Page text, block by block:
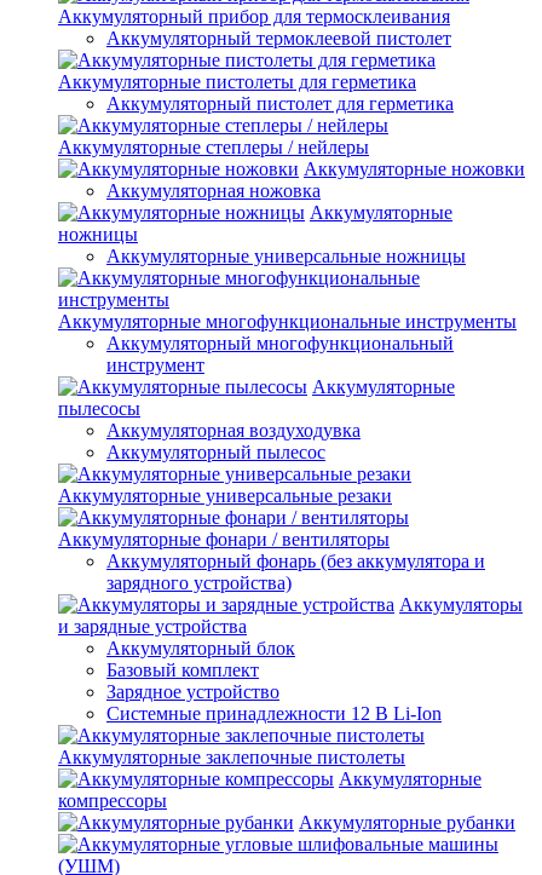
Аккумуляторный прибор для термосклеивания
Аккумуляторный термоклеевой пистолет
Аккумуляторные пистолеты для герметика
Аккумуляторный пистолет для герметика
Аккумуляторные степлеры / нейлеры
Аккумуляторные ножовки
Аккумуляторная ножовка
Аккумуляторные
ножницы
Аккумуляторные универсальные ножницы
Аккумуляторные многофункциональные инструменты
Аккумуляторный многофункциональный
инструмент
Аккумуляторные
пылесосы
Аккумуляторная воздуходувка
Аккумуляторный пылесос
Аккумуляторные универсальные резаки
Аккумуляторные фонари / вентиляторы
Аккумуляторный фонарь (без аккумулятора и
зарядного устройства)
Аккумуляторы
и зарядные устройства
Аккумуляторный блок
Базовый комплект
Зарядное устройство
Системные принадлежности 12 В Li-Ion
Аккумуляторные заклепочные пистолеты
Аккумуляторные
компрессоры
Аккумуляторные рубанки